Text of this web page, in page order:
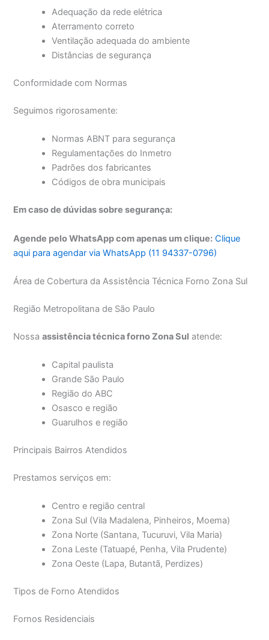
Adequação da rede elétrica
Aterramento correto
Ventilação adequada do ambiente
Distâncias de segurança
Conformidade com Normas
Seguimos rigorosamente:
Normas ABNT para segurança
Regulamentações do Inmetro
Padrões dos fabricantes
Códigos de obra municipais
Em caso de dúvidas sobre segurança:
Agende pelo WhatsApp com apenas um clique: Clique
aqui para agendar via WhatsApp (11 94337-0796)
Área de Cobertura da Assistência Técnica Forno Zona Sul
Região Metropolitana de São Paulo
Nossaassistência técnica forno Zona Sul atende:
Capital paulista
Grande São Paulo
Região do ABC
Osasco e região
Guarulhos e região
Principais Bairros Atendidos
Prestamos serviços em:
Centro e região central
Zona Sul (Vila Madalena, Pinheiros, Moema)
Zona Norte (Santana, Tucuruvi, Vila Maria)
Zona Leste (Tatuapé, Penha, Vila Prudente)
Zona Oeste (Lapa, Butantã, Perdizes)
Tipos de Forno Atendidos
Fornos Residenciais